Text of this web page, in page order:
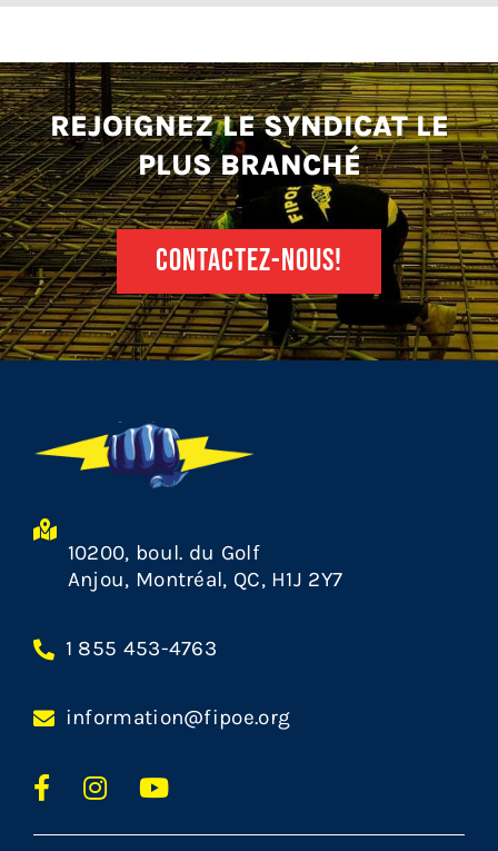
REJOIGNEZ LE SYNDICAT LE
PLUS BRANCHÉ
CONTACTEZ-NOUS!
10200, boul. du Golf
Anjou, Montréal, QC, H1J 2Y7
1 855 453-4763
information@fipoe.org